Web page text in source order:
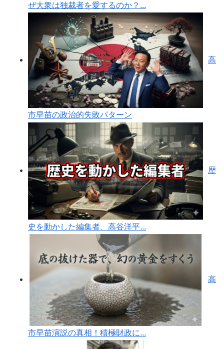
ぜ大衆は独裁者を愛するのか？...
高
市早苗の政治的失敗パターン
歴
史を動かした編集者、高谷洋平...
高
市早苗演説の真相！積極財政に...